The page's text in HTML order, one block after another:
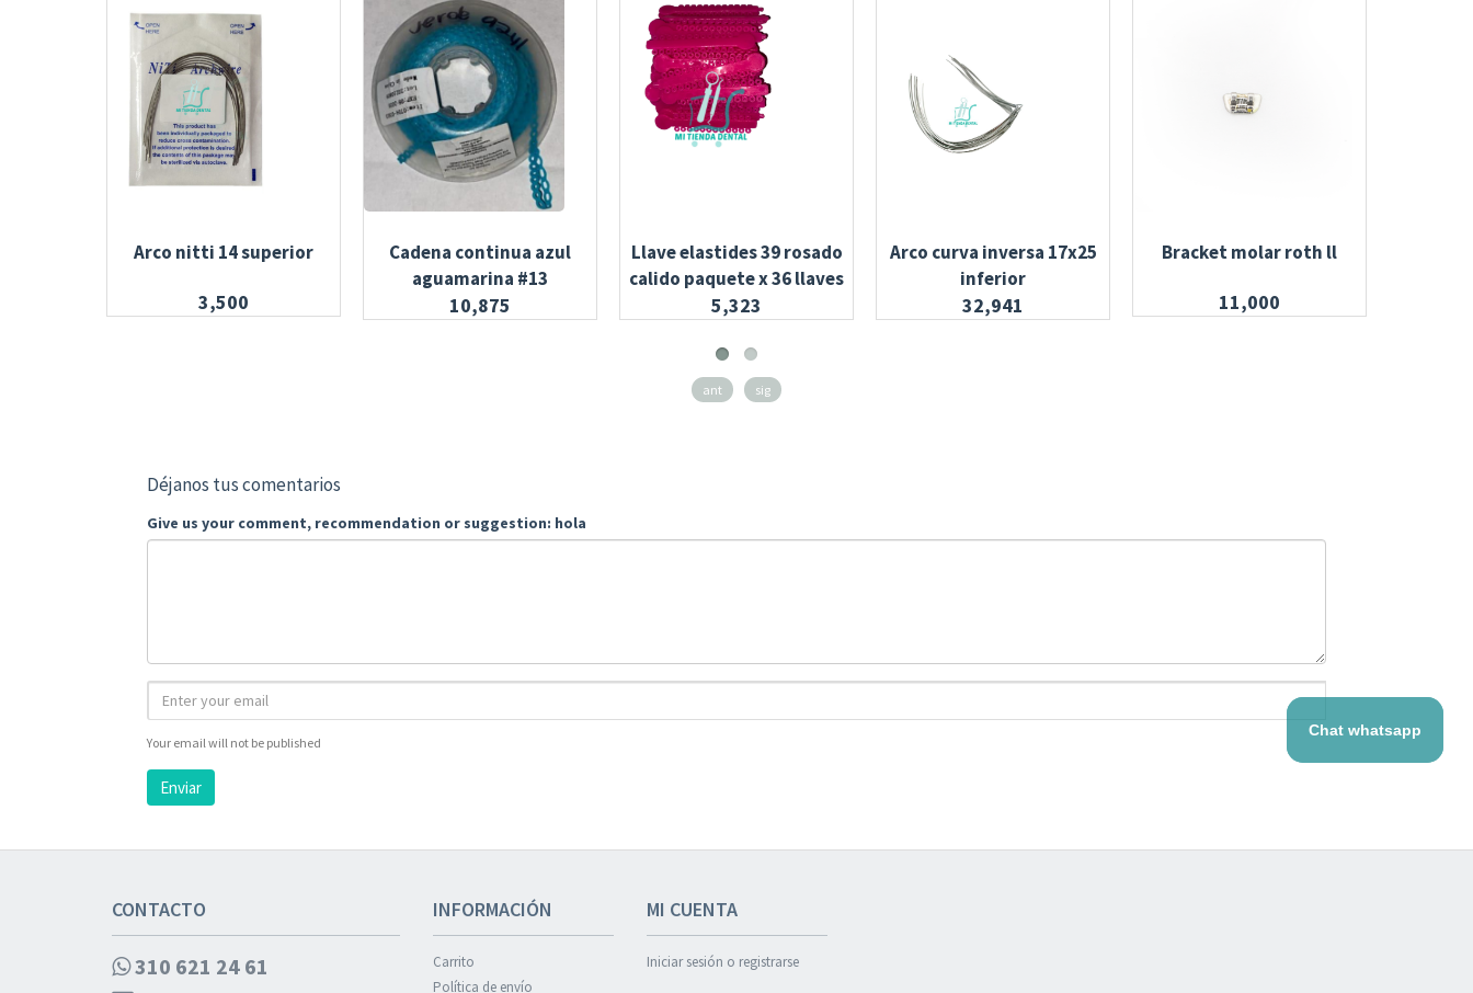
Arco nitti 14 superior
3,500
Cadena continua azul
aguamarina #13
10,875
Llave elastides 39 rosado
calido paquete x 36 llaves
5,323
Arco curva inversa 17x25
inferior
32,941
Bracket molar roth ll
11,000
ant sig
Déjanos tus comentarios
Give us your comment, recommendation or suggestion: hola
Your email will not be published
Enviar
CONTACTO
310 621 24 61
INFORMACIÓN
Carrito
Política de envío
MI CUENTA
Iniciar sesión o registrarse
Chat whatsapp